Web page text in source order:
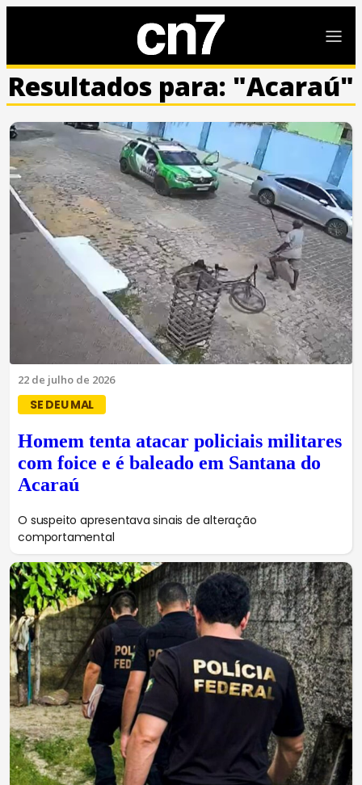
Resultados para: "Acaraú"
22 de julho de 2026
SE DEU MAL
Homem tenta atacar policiais militares
com foice e é baleado em Santana do
Acaraú
O suspeito apresentava sinais de alteração
comportamental